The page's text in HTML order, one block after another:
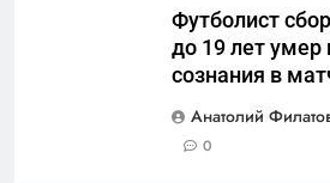
Футболист
до 19 лет умер
сознания в
Анатолий
0
фонда
отечества»
должность в
Операция
на самом
попыткой
САНКТ-